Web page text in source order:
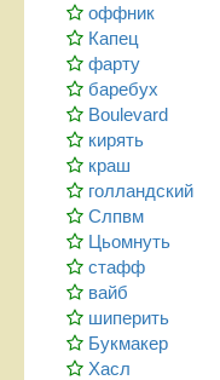
оффник
Капец
фарту
баребух
Boulevard
кирять
краш
голландский
Слпвм
Цьомнуть
стафф
вайб
шиперить
Букмакер
Хасл